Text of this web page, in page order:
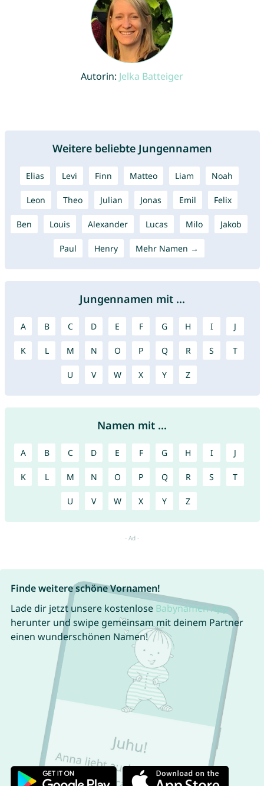
Autorin: Jelka Batteiger
Weitere beliebte Jungennamen
Elias Levi Finn Matteo Liam Noah
Leon Theo Julian Jonas Emil Felix
Ben Louis Alexander Lucas Milo Jakob
Paul Henry Mehr Namen →
Jungennamen mit ...
A B C D E F G H I J
K L M N O P Q R S T
U V W X Y Z
Namen mit ...
A B C D E F G H I J
K L M N O P Q R S T
U V W X Y Z
Finde weitere schöne Vornamen!
Lade dir jetzt unsere kostenlose Babynamen App
herunter und swipe gemeinsam mit deinem Partner
einen wunderschönen Namen!